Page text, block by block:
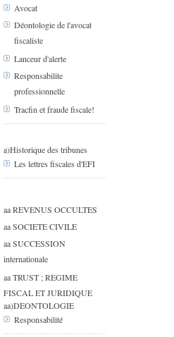
Avocat
Déontologie de l'avocat
fiscaliste
Lanceur d'alerte
Responsabilite
professionnelle
Tracfin et fraude fiscale!
a)Historique des tribunes
Les lettres fiscales d'EFI
aa REVENUS OCCULTES
aa SOCIETE CIVILE
aa SUCCESSION
internationale
aa TRUST ; REGIME
FISCAL ET JURIDIQUE
aa)DEONTOLOGIE
Responsabilité